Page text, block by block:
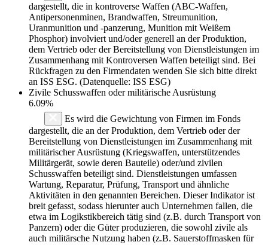
dargestellt, die in kontroverse Waffen (ABC-Waffen,
Antipersonenminen, Brandwaffen, Streumunition,
Uranmunition und -panzerung, Munition mit Weißem
Phosphor) involviert und/oder generell an der Produktion,
dem Vertrieb oder der Bereitstellung von Dienstleistungen im
Zusammenhang mit Kontroversen Waffen beteiligt sind. Bei
Rückfragen zu den Firmendaten wenden Sie sich bitte direkt
an ISS ESG. (Datenquelle: ISS ESG)
Zivile Schusswaffen oder militärische Ausrüstung
6.09%
Es wird die Gewichtung von Firmen im Fonds
dargestellt, die an der Produktion, dem Vertrieb oder der
Bereitstellung von Dienstleistungen im Zusammenhang mit
militärischer Ausrüstung (Kriegswaffen, unterstützendes
Militärgerät, sowie deren Bauteile) oder/und zivilen
Schusswaffen beteiligt sind. Dienstleistungen umfassen
Wartung, Reparatur, Prüfung, Transport und ähnliche
Aktivitäten in den genannten Bereichen. Dieser Indikator ist
breit gefasst, sodass hierunter auch Unternehmen fallen, die
etwa im Logikstikbereich tätig sind (z.B. durch Transport von
Panzern) oder die Güter produzieren, die sowohl zivile als
auch militärsche Nutzung haben (z.B. Sauerstoffmasken für